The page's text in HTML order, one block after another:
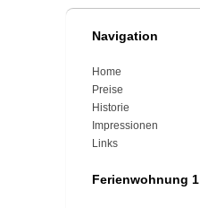
Navigation
Home
Preise
Historie
Impressionen
Links
Ferienwohnung 1